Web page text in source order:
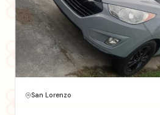
San Lorenzo